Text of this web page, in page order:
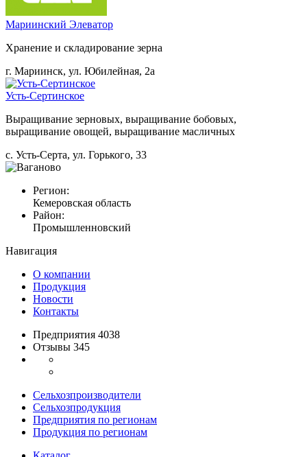
Мариинский Элеватор
Хранение и складирование зерна
г. Мариинск, ул. Юбилейная, 2а
Усть-Сертинское
Выращивание зерновых, выращивание бобовых,
выращивание овощей, выращивание масличных
с. Усть-Серта, ул. Горького, 33
Регион:
Кемеровская область
Район:
Промышленновский
Навигация
О компании
Продукция
Новости
Контакты
Предприятия 4038
Отзывы 345
Сельхозпроизводители
Сельхозпродукция
Предприятия по регионам
Продукция по регионам